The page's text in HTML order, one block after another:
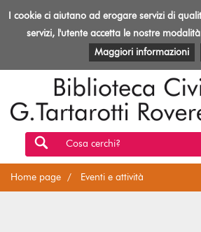
Biblioteca
Rovereto
EVENTI E ATTIVITÀ
Cosa cerchi?
Home page Eventi e attività
I cookie ci aiutano ad erogare servizi di
servizi, l'utente accetta le nostre
Maggiori informazioni